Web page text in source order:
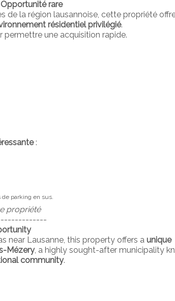
rare
de la région lausannoise, cette propriété
résidentiel privilégié.
permettre une acquisition rapide.
:
de parking en sus.
propriété
near Lausanne, this property offers aunique
Mézery, a highly sought-after municipality
community.